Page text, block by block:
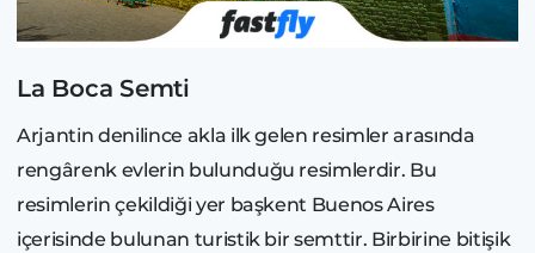
La Boca Semti
Arjantin denilince akla ilk gelen resimler arasında
rengârenk evlerin bulunduğu resimlerdir. Bu
resimlerin çekildiği yer başkent Buenos Aires
içerisinde bulunan turistik bir semttir. Birbirine bitişik